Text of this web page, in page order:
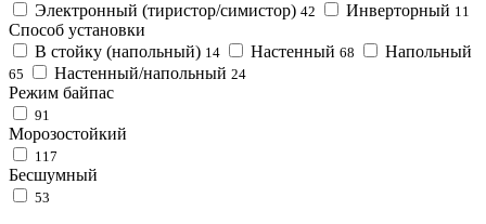
Электронный (тиристор/симистор) 42 Инверторный 11
Способ установки
В стойку (напольный) 14 Настенный 68 Напольный
65 Настенный/напольный 24
Режим байпас
91
Морозостойкий
117
Бесшумный
53